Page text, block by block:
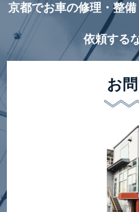
京都でお車の修理・整
依頼する
お